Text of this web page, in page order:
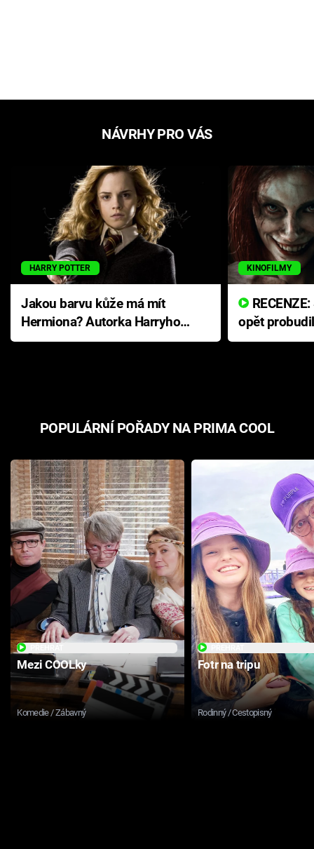
NÁVRHY PRO VÁS
HARRY POTTER
Jakou barvu kůže má mít
Hermiona? Autorka Harryho
Pottera přišla s ráznou
KINOFILMY
opět
přichází s
POPULÁRNÍ POŘADY NA PRIMA COOL
Mezi COOLky
Komedie / Zábavný
Fotr na tripu
Rodinný / Cestopisný